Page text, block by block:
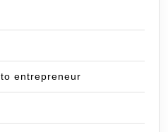
entrepreneur